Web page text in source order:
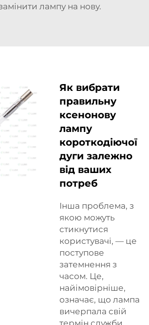
лампу на нову.
Як вибрати
правильну
ксенонову
лампу
короткодіючої
дуги залежно
від ваших
потреб
Інша проблема, з
якою можуть
стикнутися
користувачі, — це
поступове
затемнення з
часом. Це,
найімовірніше,
означає, що лампа
вичерпала свій
термін служби.